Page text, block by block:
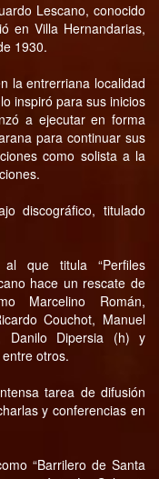
Lescano, conocido
en Villa Hernandarias,
1930.
la entrerriana localidad
inspiró para sus inicios
a ejecutar en forma
para continuar sus
como solista a la
discográfico, titulado
que titula “Perfiles
hace un rescate de
Marcelino Román,
Couchot, Manuel
Danilo Dipersia (h) y
otros.
tarea de difusión
y conferencias en
“Barrilero de Santa